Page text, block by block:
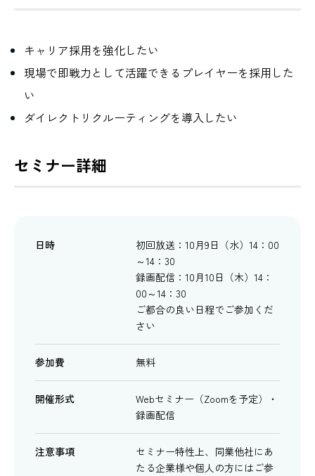
キャリア採用を強化したい
現場で即戦力として活躍できるプレイヤーを採用した
い
ダイレクトリクルーティングを導入したい
セミナー詳細
日時
初回放送：10月9日（水）14：00
～14：30
録画配信：10月10日（木）14：
00～14：30
ご都合の良い日程でご参加くだ
さい
参加費 無料
開催形式
Webセミナー（Zoomを予定）・
録画配信
注意事項
セミナー特性上、同業他社にあ
たる企業様や個人の方にはご参